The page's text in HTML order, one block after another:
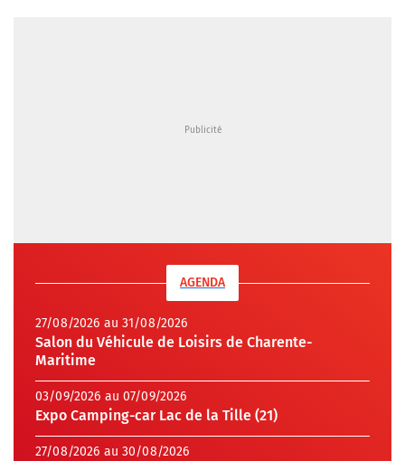
AGENDA
27/08/2026 au 31/08/2026
Salon du Véhicule de Loisirs de Charente-
Maritime
03/09/2026 au 07/09/2026
Expo Camping-car Lac de la Tille (21)
27/08/2026 au 30/08/2026